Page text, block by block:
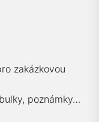
zakázkovou
poznámky…